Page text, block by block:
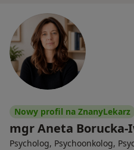
Nowy profil na ZnanyLekarz
mgr Aneta Borucka-
Psycholog, Psychoonkolog,